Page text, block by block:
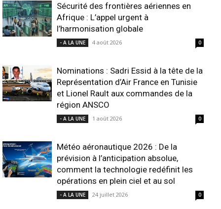
Sécurité des frontières aériennes en
Afrique : L’appel urgent à
l’harmonisation globale
- A LA UNE 4 août 2026 0
Nominations : Sadri Essid à la tête de la
Représentation d’Air France en Tunisie
et Lionel Rault aux commandes de la
région ANSCO
- A LA UNE 1 août 2026 0
Météo aéronautique 2026 : De la
prévision à l’anticipation absolue,
comment la technologie redéfinit les
opérations en plein ciel et au sol
- A LA UNE 24 juillet 2026 0